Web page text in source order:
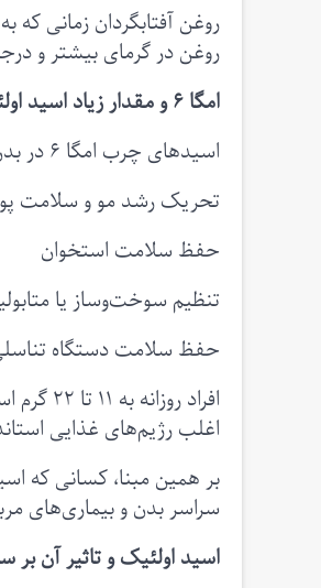
روغن در گرمای بیشتر و
امگا ۶ و مقدار زیاد اسید اولئیک
اسید‌های چرب امگا ۶ در بدن نقش موثری دارند؛ از جمله:
تحریک رشد مو و سلامت
حفظ سلامت استخوان
تنظیم سوخت‌و‌ساز یا
حفظ سلامت دستگاه
اغلب رژیم‌های غذایی
بر همین مبنا، کسانی که اسیدهای چرب امگا ۶
سراسر بدن و بیماری‌های
اسید اولئیک و تاثیر آن بر